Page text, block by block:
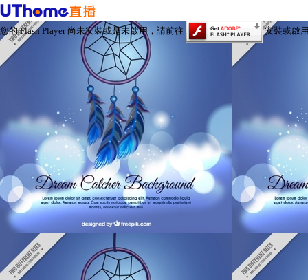
您的 Flash Player 尚未安裝或是未啟用，請前往 安裝或啟